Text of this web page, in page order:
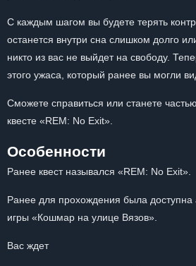
С каждым шагом вы будете терять
останется внутри сна слишком долго
никто из вас не выйдет на свободу.
этого ужаса, который ранее вы могли
Сможете справиться или станете
квесте «REM: No Exit».
Особенности
Ранее квест назывался «REM: No Exit».
Ранее для прохождения была доступна
игры «Кошмар на улице Вязов».
Вас ждет